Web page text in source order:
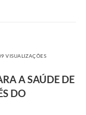
Nativa
VISUALIZAÇÕES
A SAÚDE DE
DO